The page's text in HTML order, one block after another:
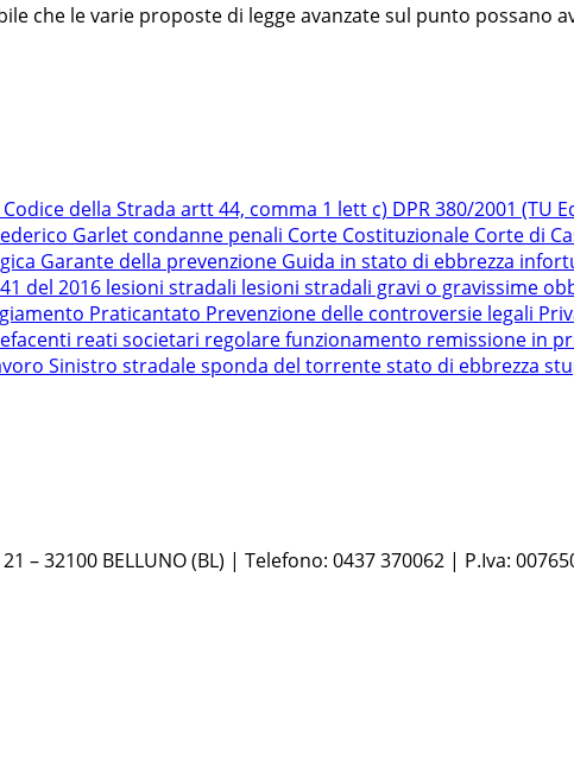
che le varie proposte di legge avanzate sul punto possano
della Strada artt 44, comma 1 lett c) DPR 380/2001 (TU
Garlet condanne penali Corte Costituzionale Corte di
Garante della prevenzione Guida in stato di ebbrezza
del 2016 lesioni stradali lesioni stradali gravi o gravissime
Praticantato Prevenzione delle controversie legali
reati societari regolare funzionamento remissione in
Sinistro stradalesponda del torrentestato di ebbrezza
32100 BELLUNO (BL) | Telefono: 0437 370062 | P.Iva: